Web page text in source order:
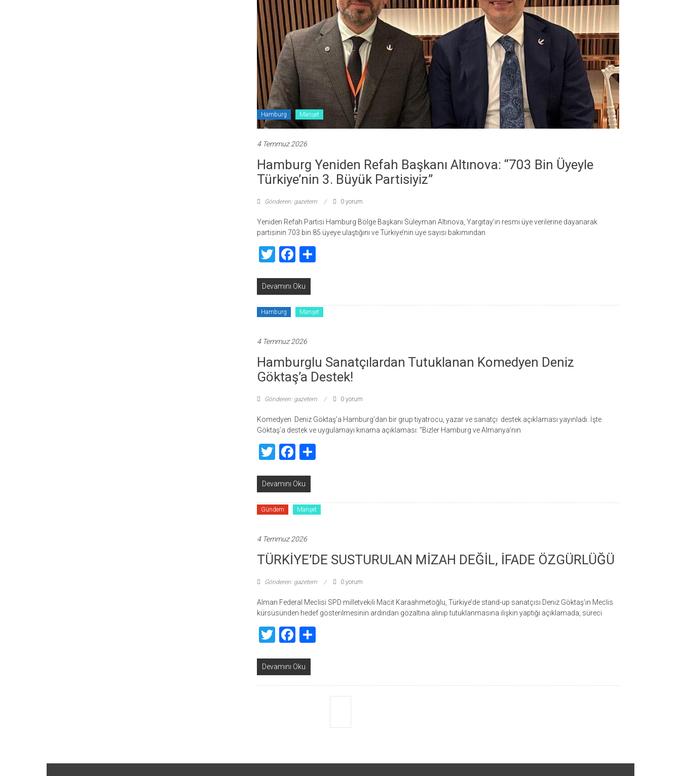
Hamburg Manşet
4 Temmuz 2026
Hamburg Yeniden Refah Başkanı Altınova: “703 Bin Üyeyle
Türkiye’nin 3. Büyük Partisiyiz”
Gönderen: gazetem 0 yorum
Yeniden Refah Partisi Hamburg Bölge Başkanı Süleyman Altınova, Yargıtay’ın resmi üye verilerine dayanarak
partisinin 703 bin 85 üyeye ulaştığını ve Türkiye’nin üye sayısı bakımından
TwitterFacebook
Devamını Oku
Hamburg Manşet
4 Temmuz 2026
Hamburglu Sanatçılardan Tutuklanan Komedyen Deniz
Göktaş’a Destek!
Gönderen: gazetem 0 yorum
Komedyen Deniz Göktaş’a Hamburg’dan bir grup tiyatrocu, yazar ve sanatçı destek açıklaması yayınladı. İşte
Göktaş’a destek ve uygulamayı kınama açıklaması: “Bizler Hamburg ve Almanya’nın
TwitterFacebook
Devamını Oku
Gündem Manşet
4 Temmuz 2026
TÜRKİYE’DE SUSTURULAN MİZAH DEĞİL, İFADE ÖZGÜRLÜĞÜ
Gönderen: gazetem 0 yorum
Alman Federal Meclisi SPD milletvekili Macit Karaahmetoğlu, Türkiye’de stand-up sanatçısı Deniz Göktaş’ın Meclis
kürsüsünden hedef gösterilmesinin ardından gözaltına alınıp tutuklanmasına ilişkin yaptığı açıklamada, süreci
TwitterFacebook
Devamını Oku